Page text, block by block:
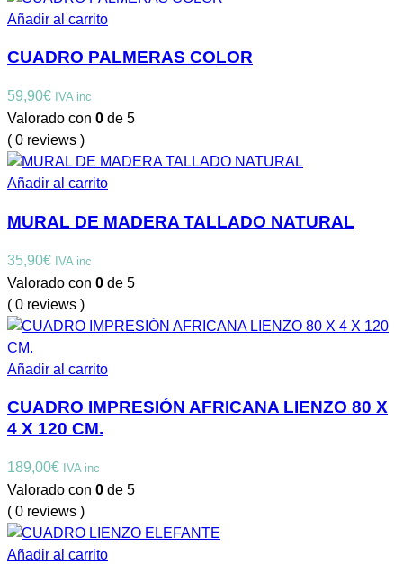
Añadir al carrito
CUADRO PALMERAS COLOR
59,90€ IVA inc
Valorado con 0 de 5
( 0 reviews )
Añadir al carrito
MURAL DE MADERA TALLADO NATURAL
35,90€ IVA inc
Valorado con 0 de 5
( 0 reviews )
Añadir al carrito
CUADRO IMPRESIÓN AFRICANA LIENZO 80 X
4 X 120 CM.
189,00€ IVA inc
Valorado con 0 de 5
( 0 reviews )
Añadir al carrito